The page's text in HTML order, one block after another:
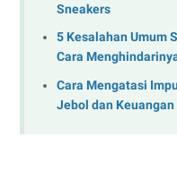
Sneakers
5 Kesalahan Umum
Cara
Cara Mengatasi
Jebol dan Keuangan